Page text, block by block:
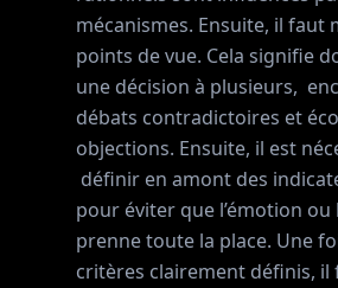
mécanismes. Ensuite, il faut
points de vue. Cela signifie
une décision à plusieurs,
débats contradictoires et
objections. Ensuite, il est
définir en amont des
pour éviter que l’émotion ou
prenne toute la place. Une
critères clairement définis,